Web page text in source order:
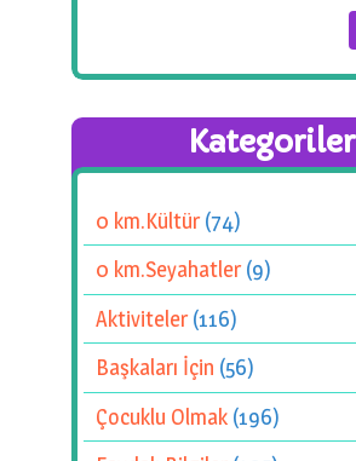
Kategoriler
0 km.Kültür(74)
0 km.Seyahatler(9)
Aktiviteler(116)
Başkaları İçin (56)
Çocuklu Olmak (196)